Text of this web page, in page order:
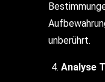
unberührt.
Analyse